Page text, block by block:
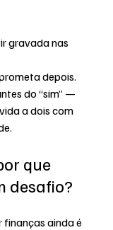
gravada nas
depois.
do “sim” —
a dois com
que
desafio?
finanças ainda é